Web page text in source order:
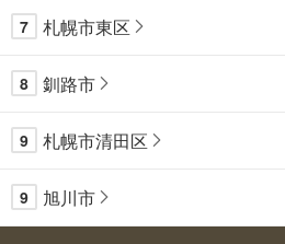
7 札幌市東区
8 釧路市
9 札幌市清田区
9 旭川市